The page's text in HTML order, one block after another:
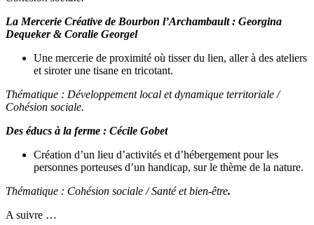
La Mercerie Créative de Bourbon l’Archambault: Georgina
Dequeker & Coralie Georgel
Une mercerie de proximité où tisser du lien, aller à des ateliers
et siroter une tisane en tricotant.
Thématique : Développement local et dynamique territoriale /
Cohésion sociale.
Des éducs à la ferme : Cécile Gobet
Création d’un lieu d’activités et d’hébergement pour les
personnes porteuses d’un handicap, sur le thème de la nature.
Thématique : Cohésion sociale / Santé et bien-être.
A suivre …